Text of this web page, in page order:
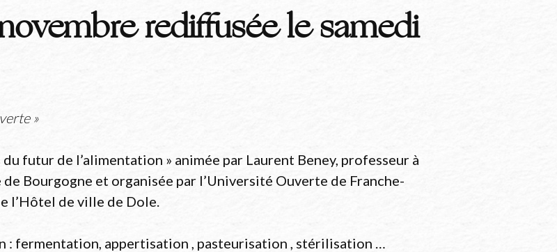
rediffusée le samedi
»
futur de l’alimentation » animée par Laurent Beney, professeur à
Bourgogne et organisée par l’Université Ouverte de Franche-
l’Hôtel de ville de Dole.
: fermentation, appertisation , pasteurisation , stérilisation …